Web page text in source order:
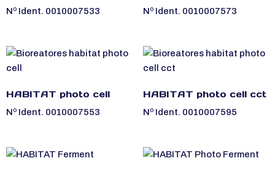
Nº Ident. 0010007533 Nº Ident. 0010007573
HABITAT photo cell
Nº Ident. 0010007553
HABITAT photo cell cct
Nº Ident. 0010007595